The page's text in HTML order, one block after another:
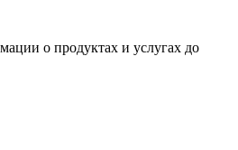
о продуктах и услугах до